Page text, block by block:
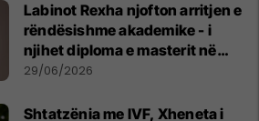
Labinot Rexha njofton arritjen e
rëndësishme akademike - i
njihet diploma e masterit në
Psikologji në Zvicër
29/06/2026
Shtatzënia me IVF, Xheneta i